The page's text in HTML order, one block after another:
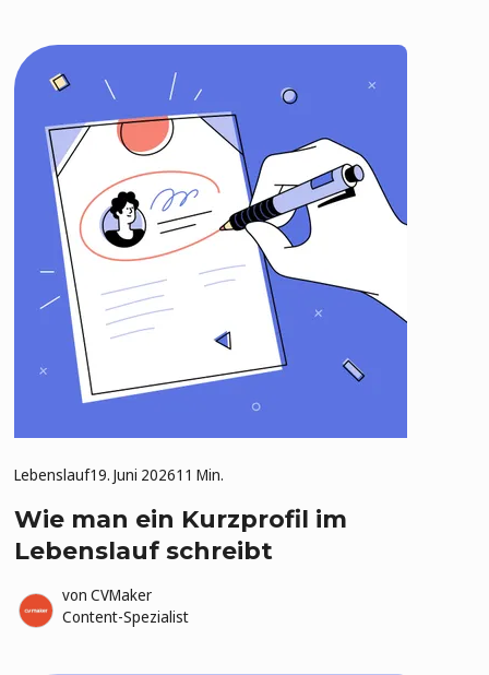
Wie man ein Kurzprofil im
Lebenslauf schreibt
Lebenslauf19. Juni 202611 Min.
von CVMaker
Content-Spezialist